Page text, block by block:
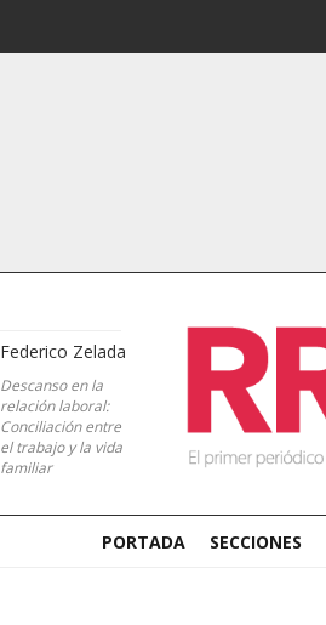
Federico Zelada
Descanso en la
relación laboral:
Conciliación entre
el trabajo y la vida
familiar
PORTADA SECCIONES